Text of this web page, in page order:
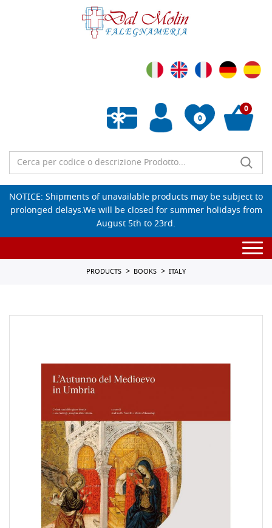
0
Empty wishlist
0
NOTICE: Shipments of unavailable products may be subject to
prolonged delays.We will be closed for summer holidays from
August 5th to 23rd.
PRODUCTS BOOKS ITALY